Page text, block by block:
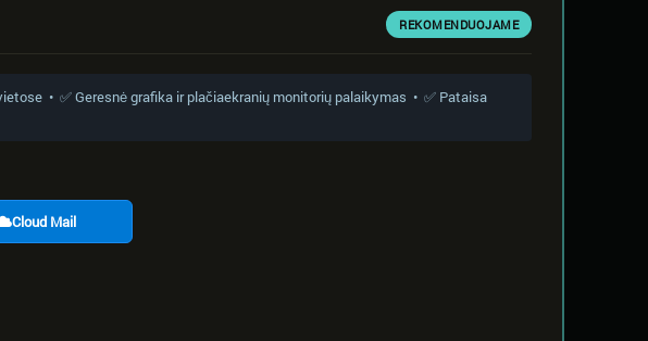
REKOMENDUOJAME
• ✅ Geresnė grafika ir plačiaekranių monitorių palaikymas • ✅ Pataisa
Cloud Mail